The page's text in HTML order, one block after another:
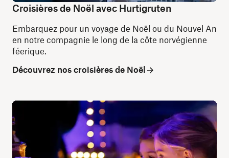
Croisières de Noël avec Hurtigruten
Embarquez pour un voyage de Noël ou du Nouvel An
en notre compagnie le long de la côte norvégienne
féerique.
Découvrez nos croisières de Noël